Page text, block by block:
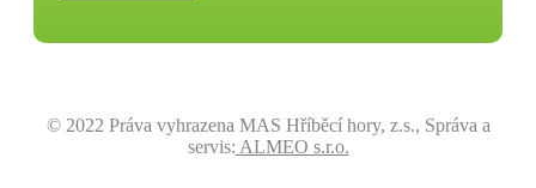
© 2022 Práva vyhrazena MAS Hříběcí hory, z.s., Správa a
servis: ALMEO s.r.o.